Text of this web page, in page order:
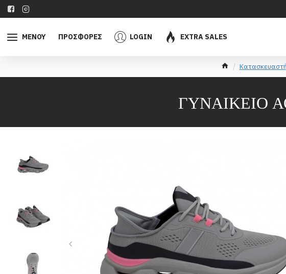
ΜΕΝΟΥ ΠΡΟΣΦΟΡΕΣ LOGIN EXTRA SALES
ΓΥΝΑΙΚΕΙΟ